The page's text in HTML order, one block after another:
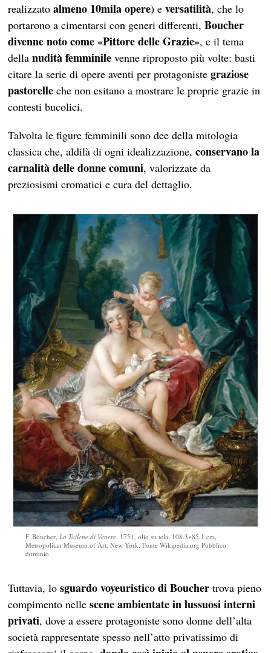
realizzato almeno 10mila opere) eversatilità, che lo
portarono a cimentarsi con generi differenti,Boucher
divenne noto come «Pittore delle Grazie», e il tema
della nudità femminilevenne riproposto più volte: basti
citare la serie di opere aventi per protagonistegraziose
pastorelleche non esitano a mostrare le proprie grazie in
contesti bucolici.
Talvolta le figure femminili sono dee della mitologia
classica che, aldilà di ogni idealizzazione,conservano la
carnalità delle donne comuni, valorizzate da
preziosismi cromatici e cura del dettaglio.
F. Boucher,La Toilette di Venere, 1751, olio su tela, 108.3×85,1 cm,
Metropolitan Museum of Art, New York. Fonte Wikipedia.org Pubblico
dominio
Tuttavia, losguardo voyeuristico di Boucher trova pieno
compimento nellescene ambientate in lussuosi interni
privati, dove a essere protagoniste sono donne dell’alta
società rappresentate spesso nell’atto privatissimo di